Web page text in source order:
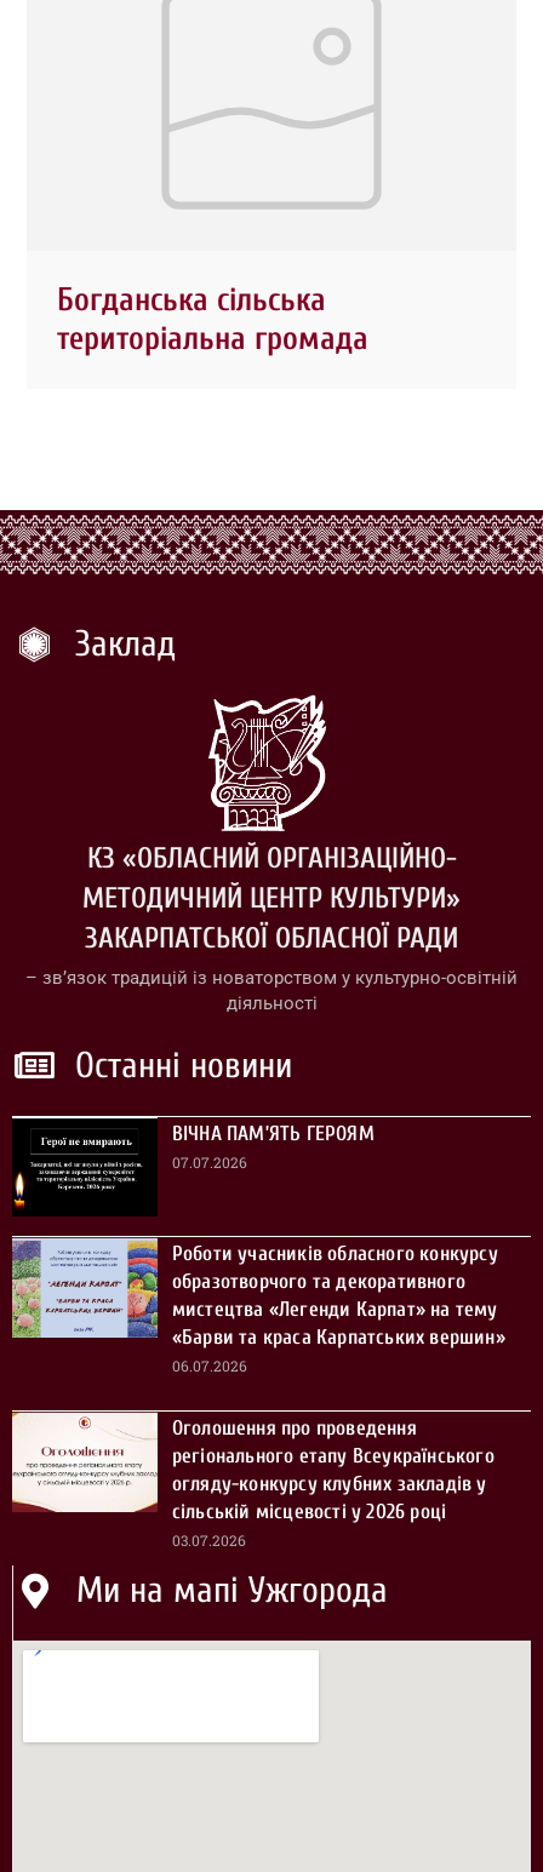
Богданська сільська
територіальна громада
Заклад
КЗ «ОБЛАСНИЙ ОРГАНІЗАЦІЙНО-
МЕТОДИЧНИЙ ЦЕНТР КУЛЬТУРИ»
ЗАКАРПАТСЬКОЇ ОБЛАСНОЇ РАДИ
– зв’язок традицій із новаторством у культурно-освітній
діяльності
Останні новини
ВІЧНА ПАМ’ЯТЬ ГЕРОЯМ
07.07.2026
Роботи учасників обласного конкурсу
образотворчого та декоративного
мистецтва «Легенди Карпат» на тему
«Барви та краса Карпатських вершин»
06.07.2026
Оголошення про проведення
регіонального етапу Всеукраїнського
огляду-конкурсу клубних закладів у
сільській місцевості у 2026 році
03.07.2026
Ми на мапі Ужгорода